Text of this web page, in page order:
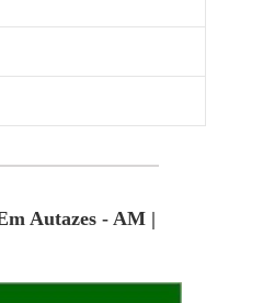
Autazes - AM |